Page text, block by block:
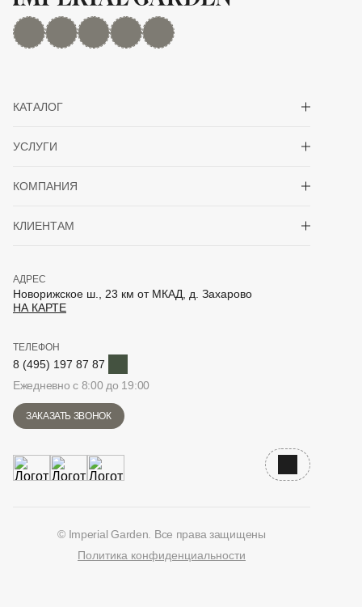
MAX Дзен YouTuberutubeTelegram
КАТАЛОГ
УСЛУГИ
КОМПАНИЯ
КЛИЕНТАМ
АДРЕС
Новорижское ш., 23 км от МКАД, д. Захарово
НА КАРТЕ
ТЕЛЕФОН
8 (495) 197 87 87
Ежедневно с 8:00 до 19:00
ЗАКАЗАТЬ ЗВОНОК
Наверх
© Imperial Garden. Все права защищены
Политика конфиденциальности